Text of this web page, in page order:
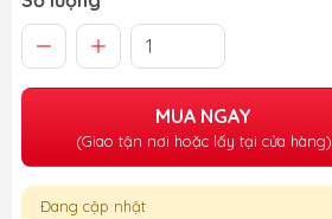
MUA NGAY
(Giao tận nơi hoặc lấy tại cửa hàng)
Đang cập nhật